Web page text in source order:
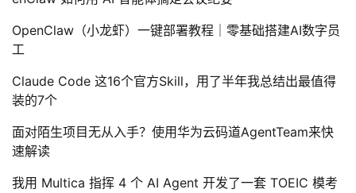
OpenClaw（小龙虾）一键部署教程｜零基础搭建AI数字员
工
Claude Code 这16个官方Skill，用了半年我总结出最值得
装的7个
面对陌生项目无从入手？使用华为云码道AgentTeam来快
速解读
我用 Multica 指挥 4 个 AI Agent 开发了一套 TOEIC 模考